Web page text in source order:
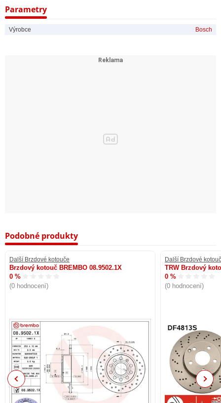
Parametry
Výrobce Bosch
Podobné produkty
Další Brzdové kotouče
Brzdový kotouč BREMBO 08.9502.1X
0 %
(0 hodnocení)
Další Brzdové
TRW Brzdový
0 %
(0 hodnocení)
Previous Next